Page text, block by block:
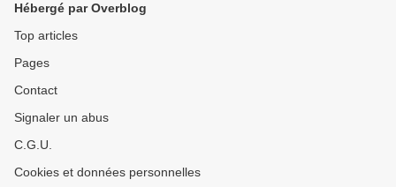
Hébergé par Overblog
Top articles
Pages
Contact
Signaler un abus
C.G.U.
Cookies et données personnelles